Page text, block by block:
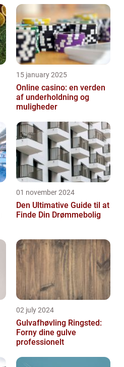
15 january 2025
Online casino: en verden
af underholdning og
muligheder
01 november 2024
Den Ultimative Guide til at
Finde Din Drømmebolig
02 july 2024
Gulvafhøvling Ringsted:
Forny dine gulve
professionelt